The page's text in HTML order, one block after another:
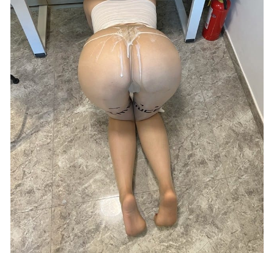
2024-04-11
尤蜜荟 – 2020.02.21 Vol.420 Egg_尤妮丝[51+1P188M]
11-07
蜜汁猫裘 – NO.104 特殊病房[36P4V-485M] 2025-04-18
[Xiuren秀人网]2025.06.06 NO.10376 袁圆[72+1P/738MB]
2025-12-28